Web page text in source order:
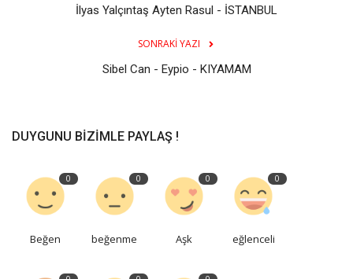
İlyas Yalçıntaş Ayten Rasul - İSTANBUL
SONRAKI YAZI
Sibel Can - Eypio - KIYAMAM
DUYGUNU BIZIMLE PAYLAŞ !
0
Beğen
0
beğenme
0
Aşk
0
eğlenceli